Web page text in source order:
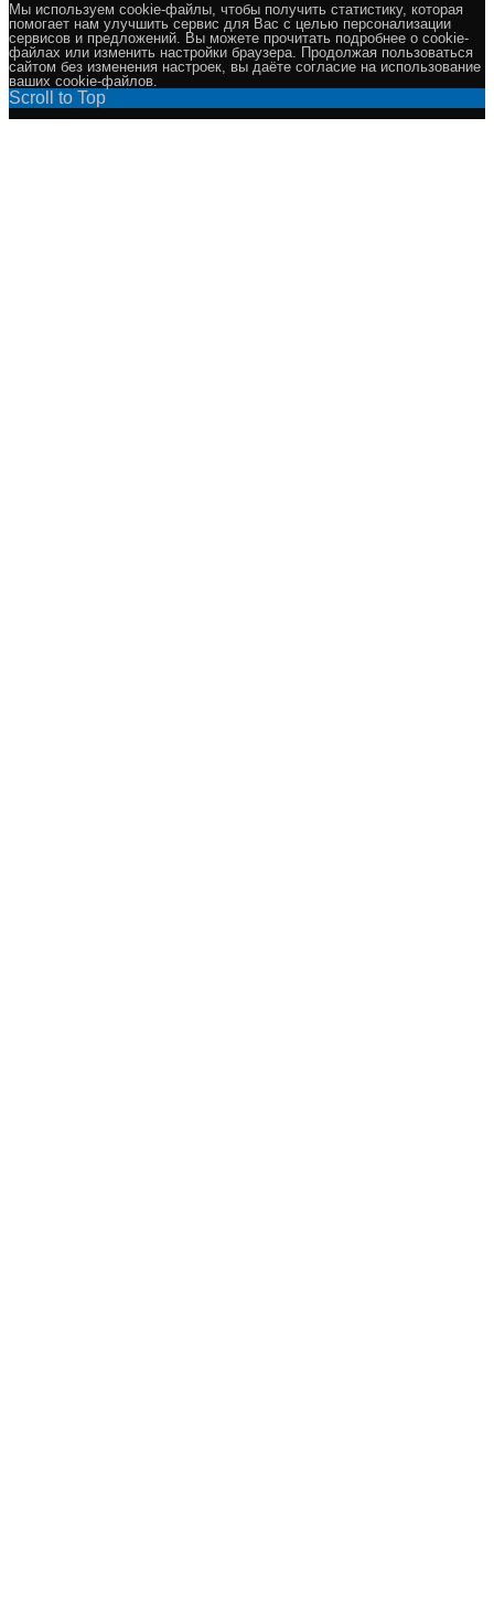
Мы используем cookie-файлы, чтобы получить статистику, которая
помогает нам улучшить сервис для Вас с целью персонализации
сервисов и предложений. Вы можете прочитать подробнее о cookie-
файлах или изменить настройки браузера. Продолжая пользоваться
сайтом без изменения настроек, вы даёте согласие на использование
ваших cookie-файлов.
Scroll to Top